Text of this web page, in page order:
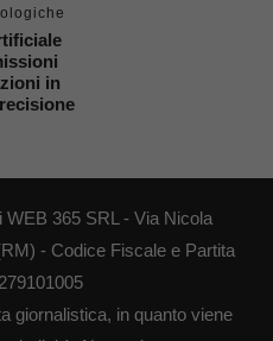
in
WEB 365 SRL - Via Nicola
- Codice Fiscale e Partita
giornalistica, in quanto viene